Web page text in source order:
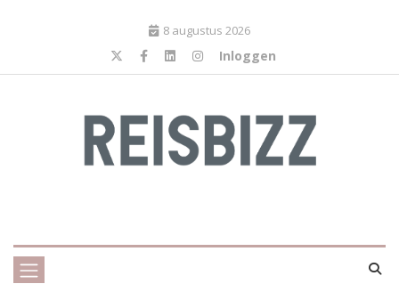
8 augustus 2026
Inloggen